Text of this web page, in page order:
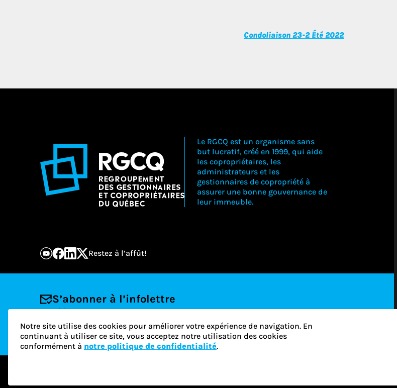
Condoliaison 23-2 Été 2022
Notre site utilise des cookies pour améliorer votre expérience de navigation. En
continuant à utiliser ce site, vous acceptez notre utilisation des cookies
conformément à notre politique de confidentialité.
Le RGCQ est un organisme sans
but lucratif, créé en 1999, qui aide
les copropriétaires, les
administrateurs et les
gestionnaires de copropriété à
assurer une bonne gouvernance de
leur immeuble.
Restez à l’affût!
S’abonner à l’infolettre
Courriel
S'ABONNER